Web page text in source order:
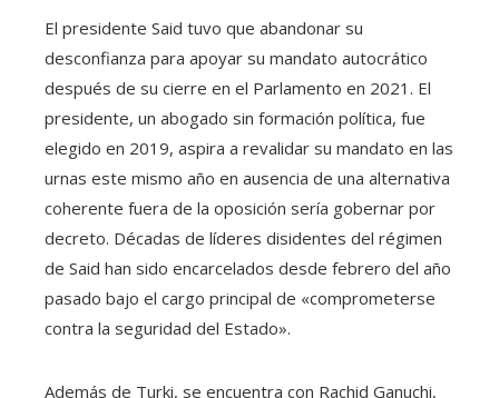
El presidente Said tuvo que abandonar su
desconfianza para apoyar su mandato autocrático
después de su cierre en el Parlamento en 2021. El
presidente, un abogado sin formación política, fue
elegido en 2019, aspira a revalidar su mandato en las
urnas este mismo año en ausencia de una alternativa
coherente fuera de la oposición sería gobernar por
decreto. Décadas de líderes disidentes del régimen
de Said han sido encarcelados desde febrero del año
pasado bajo el cargo principal de «comprometerse
contra la seguridad del Estado».
Además de Turki, se encuentra con Rachid Ganuchi,